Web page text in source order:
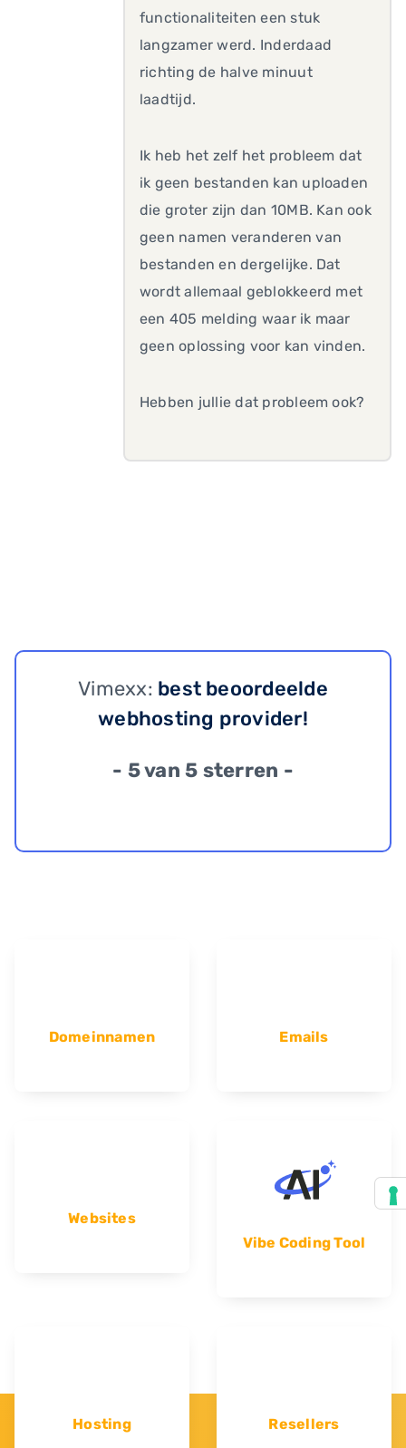
functionaliteiten een stuk
langzamer werd. Inderdaad
richting de halve minuut
laadtijd.
Ik heb het zelf het probleem dat
ik geen bestanden kan uploaden
die groter zijn dan 10MB. Kan ook
geen namen veranderen van
bestanden en dergelijke. Dat
wordt allemaal geblokkeerd met
een 405 melding waar ik maar
geen oplossing voor kan vinden.
Hebben jullie dat probleem ook?
Vimexx: best beoordeelde
webhosting provider!
- 5 van 5 sterren -
Domeinnamen Emails
Websites
Vibe Coding Tool
Hosting Resellers